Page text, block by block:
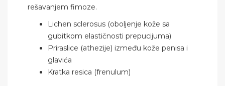
rešavanjem fimoze.
Lichen sclerosus (oboljenje kože sa
gubitkom elastičnosti prepucijuma)
Priraslice (athezije) između kože penisa i
glavića
Kratka resica (frenulum)